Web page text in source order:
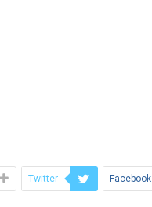
Facebook
Twitter